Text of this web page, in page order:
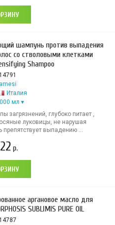
шампунь против выпадения
со стволовыми клетками
Shampoo
14791
Италия
мл
загрязнений, глубоко питает ,
луковицы, не нарушая
выпадению ...
р.
аргановое масло для
SUBLIMIS PURE OIL
14787